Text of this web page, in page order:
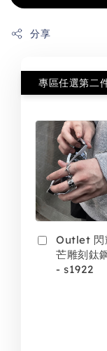
分享
專區任選第二
Outlet 閃
芒雕刻鈦
- s1922